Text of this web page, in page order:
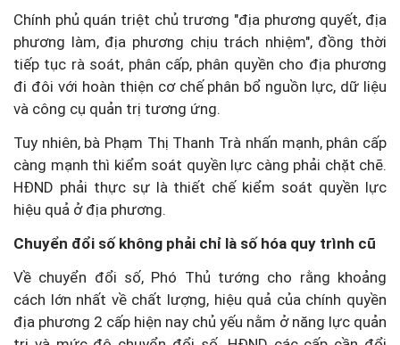
Chính phủ quán triệt chủ trương "địa phương quyết, địa
phương làm, địa phương chịu trách nhiệm", đồng thời
tiếp tục rà soát, phân cấp, phân quyền cho địa phương
đi đôi với hoàn thiện cơ chế phân bổ nguồn lực, dữ liệu
và công cụ quản trị tương ứng.
Tuy nhiên, bà Phạm Thị Thanh Trà nhấn mạnh, phân cấp
càng mạnh thì kiểm soát quyền lực càng phải chặt chẽ.
HĐND phải thực sự là thiết chế kiểm soát quyền lực
hiệu quả ở địa phương.
Chuyển đổi số không phải chỉ là số hóa quy trình cũ
Về chuyển đổi số, Phó Thủ tướng cho rằng khoảng
cách lớn nhất về chất lượng, hiệu quả của chính quyền
địa phương 2 cấp hiện nay chủ yếu nằm ở năng lực quản